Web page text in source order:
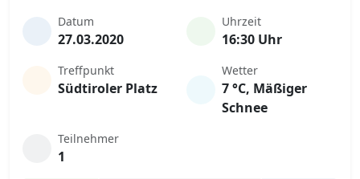
Datum
27.03.2020
Uhrzeit
16:30 Uhr
Treffpunkt
Südtiroler Platz
Wetter
7 °C, Mäßiger
Schnee
Teilnehmer
1